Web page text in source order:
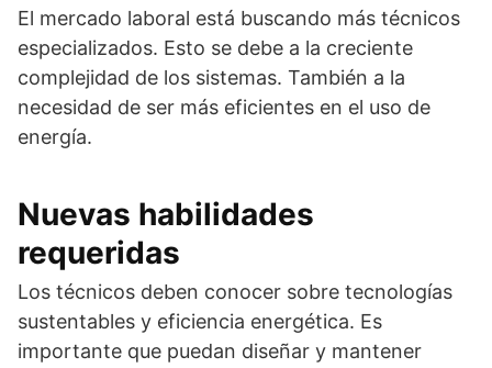
El mercado laboral está buscando más técnicos
especializados. Esto se debe a la creciente
complejidad de los sistemas. También a la
necesidad de ser más eficientes en el uso de
energía.
Nuevas habilidades
requeridas
Los técnicos deben conocer sobre tecnologías
sustentables y eficiencia energética. Es
importante que puedan diseñar y mantener